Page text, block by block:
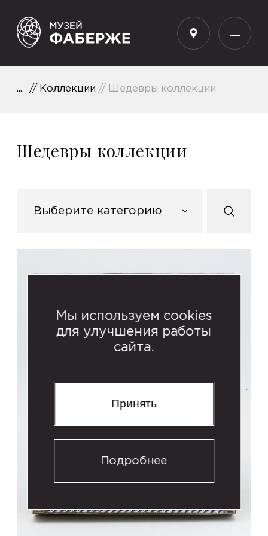
RU
Коллекции Шедевры коллекции
Шедевры коллекции
Выберите категорию
Мы используем cookies
для улучшения работы
сайта.
Принять
Подробнее